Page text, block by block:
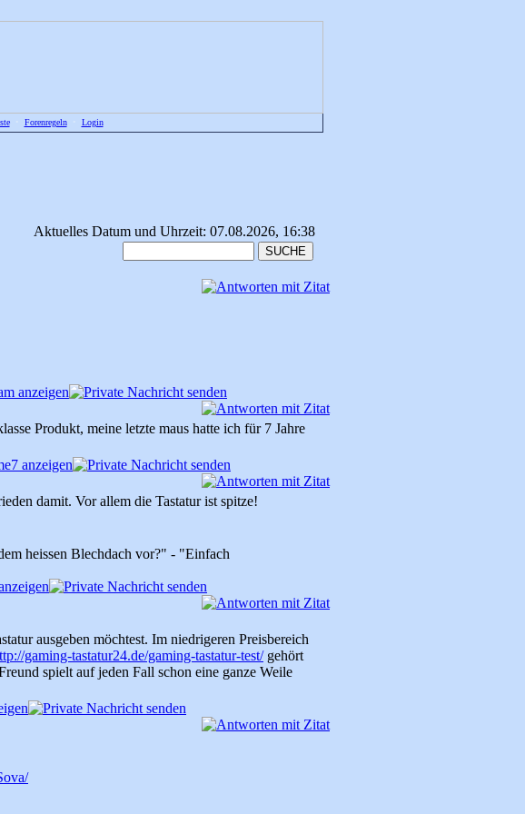
• Forenregeln• Login
Aktuelles Datum und Uhrzeit: 07.08.2026, 16:38
Produkt, meine letzte maus hatte ich für 7 Jahre
damit. Vor allem die Tastatur ist spitze!
heissen Blechdach vor?" - "Einfach
ausgeben möchtest. Im niedrigeren Preisbereich
gaming-tastatur24.de/gaming-tastatur-test/gehört
spielt auf jeden Fall schon eine ganze Weile